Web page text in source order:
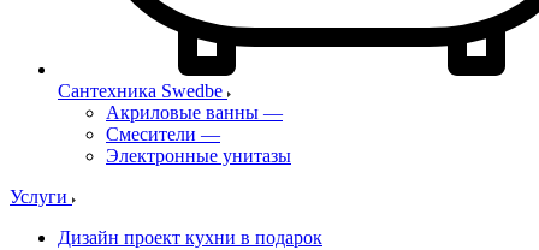
Сантехника Swedbe
Акриловые ванны —
Смесители —
Электронные унитазы
Услуги
Дизайн проект кухни в подарок